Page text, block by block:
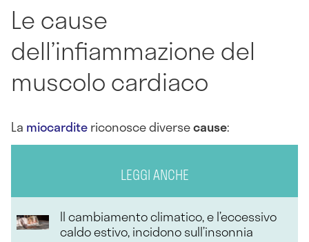
Le cause
dell’infiammazione del
muscolo cardiaco
La miocarditericonosce diversecause:
LEGGI ANCHE
Il cambiamento climatico, e l’eccessivo
caldo estivo, incidono sull’insonnia